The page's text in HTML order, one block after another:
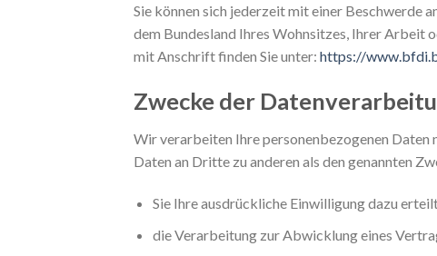
Sie können sich jederzeit mit einer Beschwerde
dem Bundesland Ihres Wohnsitzes, Ihrer Arbeit
mit Anschrift finden Sie unter: https://
Zwecke der
Wir verarbeiten Ihre personenbezogenen Daten
Daten an Dritte zu anderen als den genannten
Sie Ihre ausdrückliche Einwilligung dazu
die Verarbeitung zur Abwicklung eines